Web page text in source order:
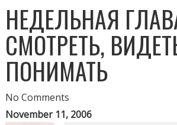
НЕДЕЛЬНАЯ
СМОТРЕТЬ,
ПОНИМАТЬ
No Comments
November 11, 2006